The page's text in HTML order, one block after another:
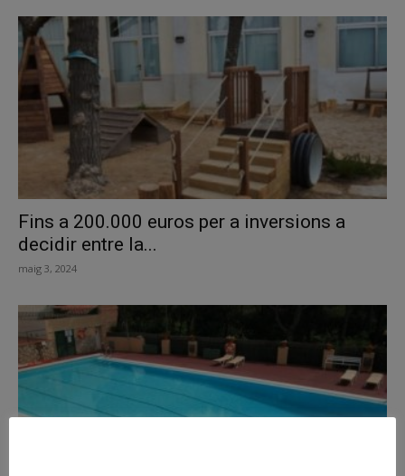
Fins a 200.000 euros per a inversions a
decidir entre la...
maig 3, 2024